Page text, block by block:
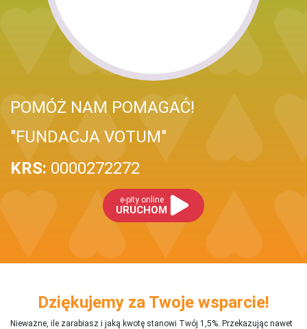
POMÓŻ NAM POMAGAĆ!
"FUNDACJA VOTUM"
KRS: 0000272272
e-pity online
URUCHOM
Dziękujemy za Twoje wsparcie!
Nieważne, ile zarabiasz i jaką kwotę stanowi Twój 1,5%. Przekazując nawet